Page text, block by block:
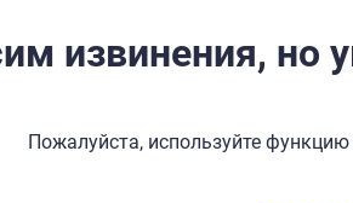
извинения, но
Пожалуйста, используйте